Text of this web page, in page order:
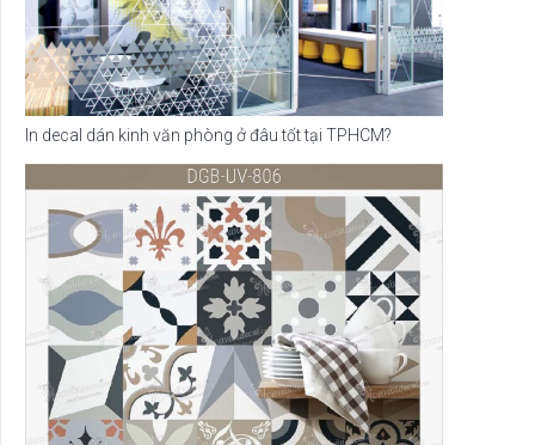
In decal dán kinh văn phòng ở đâu tốt tại TPHCM?